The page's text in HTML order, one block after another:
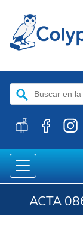
Buscar:
ACTA